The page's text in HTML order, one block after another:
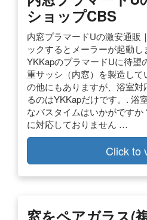
ショップCBS
内窓プラマードUの激安通販
ックするとメーラーが起動
YKKapのプラマードUに待望
重サッシ（内窓）を製造し
の他にもありますが、浴室
るのはYKKapだけです。. 浴
なバスタイムはいかがです
に対応しておりません …
Click to